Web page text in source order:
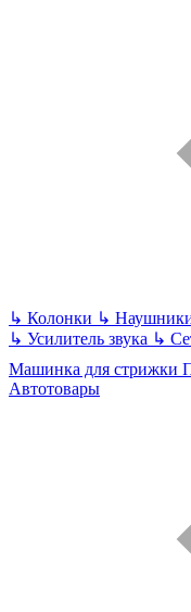
↳ Колонки ↳
↳ Усилитель звука ↳
Машинка для стрижки
Автотовары